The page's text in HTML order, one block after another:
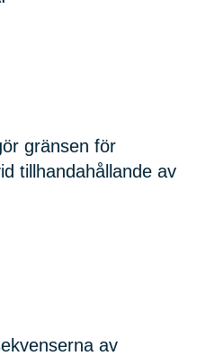
gränsen för
tillhandahållande av
av